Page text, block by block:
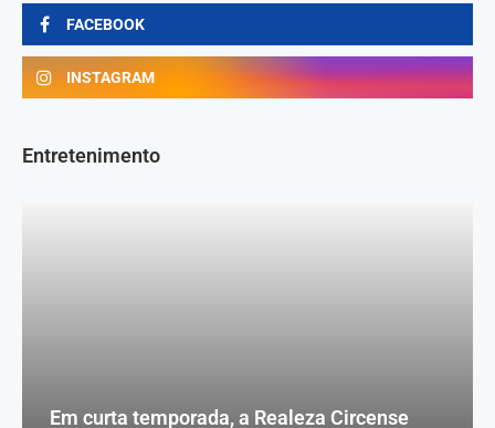
FACEBOOK
INSTAGRAM
Entretenimento
Em curta temporada, a Realeza Circense